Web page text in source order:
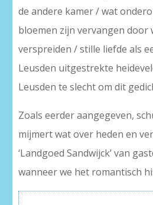
de andere kamer / wat
bloemen zijn vervangen
verspreiden / stille liefde als
Leusden uitgestrekte
Leusden te slecht om dit
Zoals eerder aangegeven,
mijmert wat over heden en
‘Landgoed Sandwijck’ van
wanneer we het romantisch